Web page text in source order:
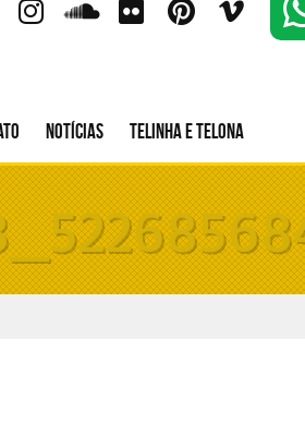
Notícias Telinha e Telona